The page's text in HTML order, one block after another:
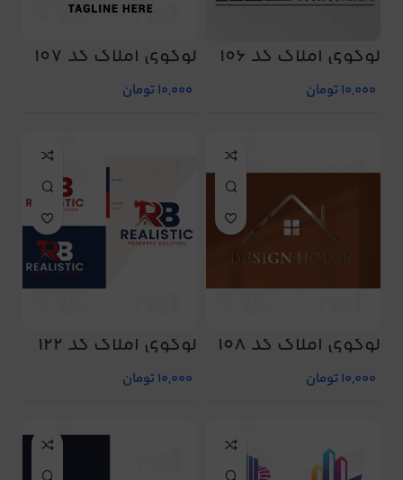
لوگوی املاک کد 106
10,000تومان
لوگوی املاک کد 107
10,000تومان
لوگوی املاک کد 108
10,000تومان
لوگوی املاک کد 122
10,000تومان